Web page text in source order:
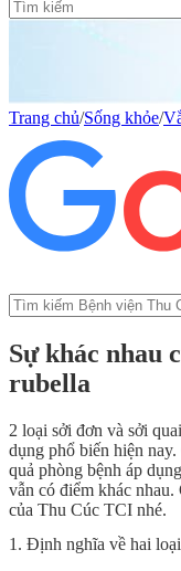
Trang chủ/Sống khỏe/
Sự khác nhau
rubella
2 loại sởi đơn và sởi
dụng phổ biến hiện
quả phòng bệnh áp
vẫn có điểm khác
của Thu Cúc TCI nhé.
1. Định nghĩa về hai